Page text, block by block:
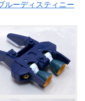
ルーディスティニー